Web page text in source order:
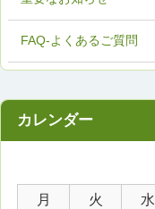
FAQ-よくあるご質問
月 火 水